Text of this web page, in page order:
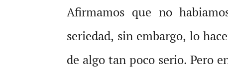
Afirmamos que no
seriedad, sin embargo, lo
de algo tan poco serio. Pero